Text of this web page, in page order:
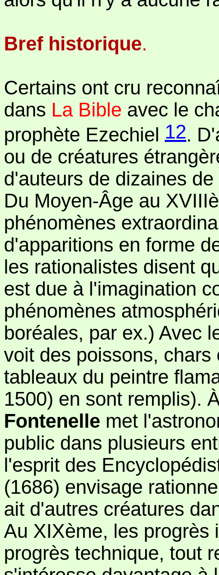
Bref historique.
Certains ont cru
dans La Bible avec le
prophète Ezechiel 12.
ou de créatures
d'auteurs de dizaines
Du Moyen-Âge au
phénomènes
d'apparitions en forme
les rationalistes disent
est due à l'imagination
phénomènes
boréales, par ex.) Avec
voit des poissons,
tableaux du peintre
1500) en sont remplis).
Fontenelle met
public dans plusieurs
l'esprit des
(1686) envisage
ait d'autres créatures
Au XIXème, les progrès
progrès technique, tout